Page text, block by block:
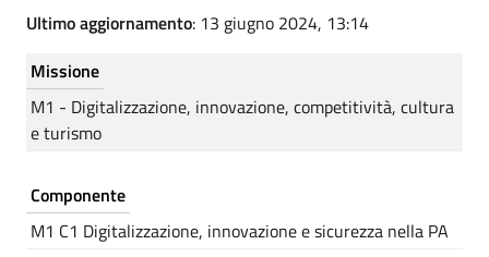
Ultimo aggiornamento: 13 giugno 2024, 13:14
Missione
M1 - Digitalizzazione, innovazione, competitività, cultura
e turismo
Componente
M1 C1 Digitalizzazione, innovazione e sicurezza nella PA